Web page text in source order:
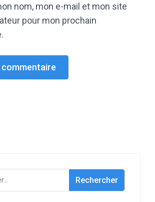
nom, mon e-mail et mon site
pour mon prochain
: